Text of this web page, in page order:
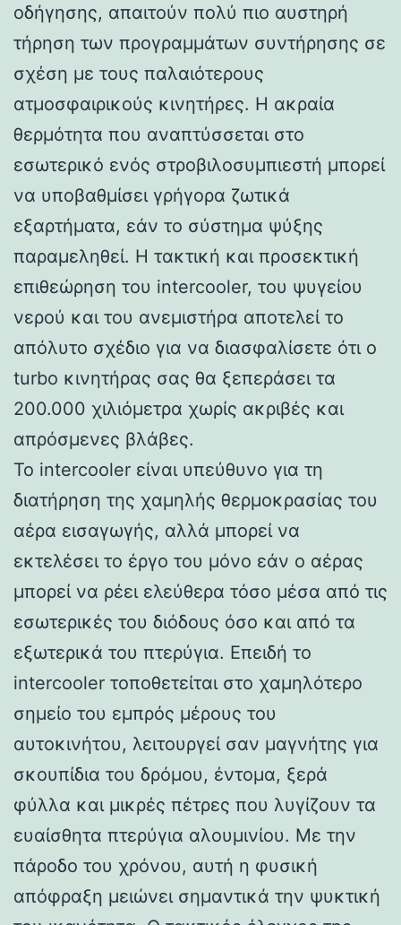
οδήγησης, απαιτούν πολύ πιο αυστηρή
τήρηση των προγραμμάτων συντήρησης σε
σχέση με τους παλαιότερους
ατμοσφαιρικούς κινητήρες. Η ακραία
θερμότητα που αναπτύσσεται στο
εσωτερικό ενός στροβιλοσυμπιεστή μπορεί
να υποβαθμίσει γρήγορα ζωτικά
εξαρτήματα, εάν το σύστημα ψύξης
παραμεληθεί. Η τακτική και προσεκτική
επιθεώρηση του intercooler, του ψυγείου
νερού και του ανεμιστήρα αποτελεί το
απόλυτο σχέδιο για να διασφαλίσετε ότι ο
turbo κινητήρας σας θα ξεπεράσει τα
200.000 χιλιόμετρα χωρίς ακριβές και
απρόσμενες βλάβες.
Το intercooler είναι υπεύθυνο για τη
διατήρηση της χαμηλής θερμοκρασίας του
αέρα εισαγωγής, αλλά μπορεί να
εκτελέσει το έργο του μόνο εάν ο αέρας
μπορεί να ρέει ελεύθερα τόσο μέσα από τις
εσωτερικές του διόδους όσο και από τα
εξωτερικά του πτερύγια. Επειδή το
intercooler τοποθετείται στο χαμηλότερο
σημείο του εμπρός μέρους του
αυτοκινήτου, λειτουργεί σαν μαγνήτης για
σκουπίδια του δρόμου, έντομα, ξερά
φύλλα και μικρές πέτρες που λυγίζουν τα
ευαίσθητα πτερύγια αλουμινίου. Με την
πάροδο του χρόνου, αυτή η φυσική
απόφραξη μειώνει σημαντικά την ψυκτική